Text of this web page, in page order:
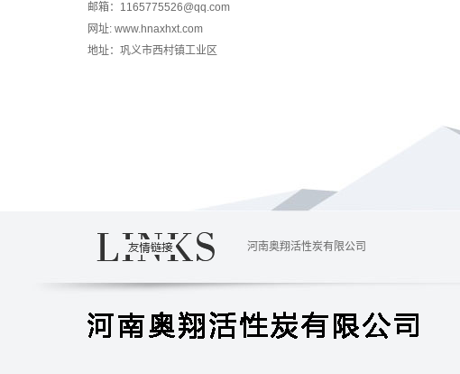
邮箱：1165775526@qq.com
网址: www.hnaxhxt.com
地址：巩义市西村镇工业区
河南奥翔活性炭有限公司